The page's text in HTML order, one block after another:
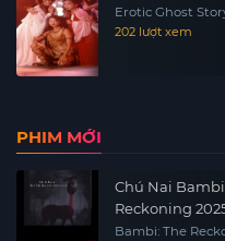
Erotic Ghost Story
202 lượt xem
PHIM MỚI
Chú Nai
Reckoning
Bambi: The